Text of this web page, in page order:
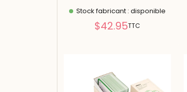
Stock fabricant : disponible
Prix
$42.95TTC